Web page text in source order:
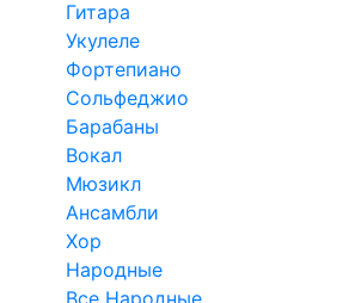
Гитара
Укулеле
Фортепиано
Сольфеджио
Барабаны
Вокал
Мюзикл
Ансамбли
Хор
Народные
Все Народные